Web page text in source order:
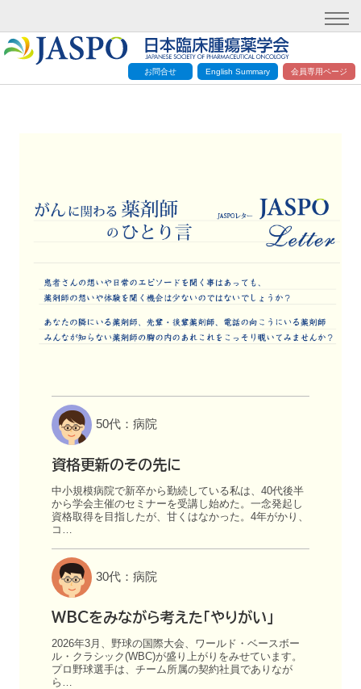
お問合せ English Summary 会員専用ページ
50代：病院
資格更新のその先に
中小規模病院で新卒から勤続している私は、40代後半
から学会主催のセミナーを受講し始めた。一念発起し
資格取得を目指したが、甘くはなかった。4年がかり、
コ…
30代：病院
WBCをみながら考えた「やりがい」
2026年3月、野球の国際大会、ワールド・ベースボー
ル・クラシック(WBC)が盛り上がりをみせています。
プロ野球選手は、チーム所属の契約社員でありなが
ら…